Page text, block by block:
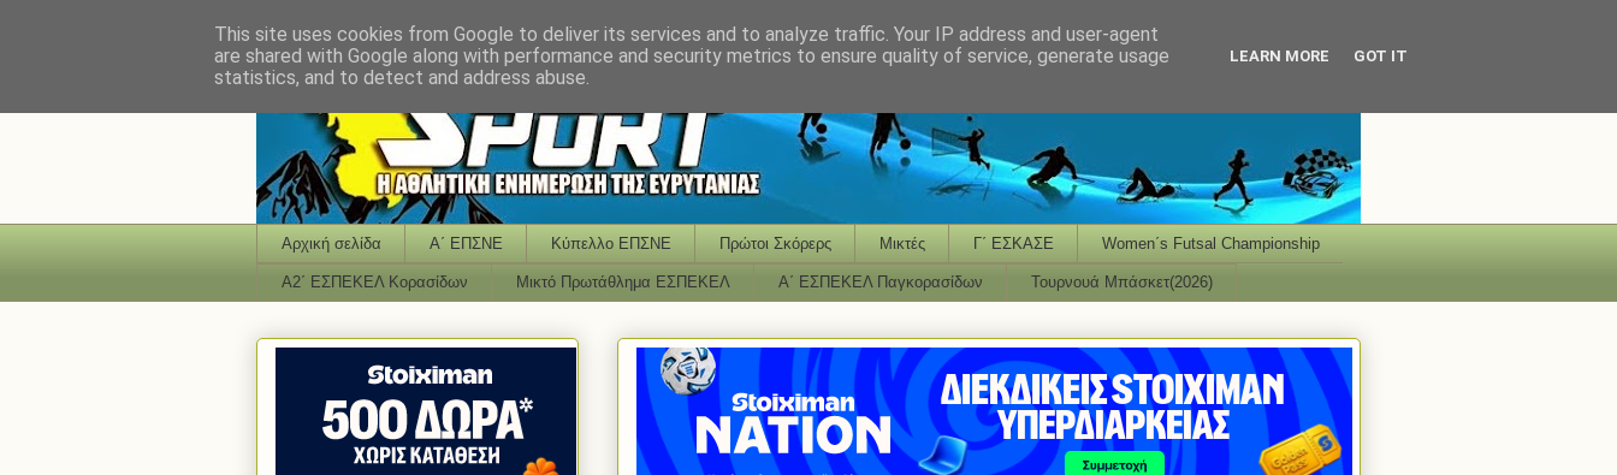
Αρχική σελίδα Α΄ ΕΠΣΝΕ Κύπελλο ΕΠΣΝΕ Πρώτοι Σκόρερς Μικτές Γ΄ ΕΣΚΑΣΕ Women΄s Futsal Championship
Α2΄ ΕΣΠΕΚΕΛ Κορασίδων Μικτό Πρωτάθλημα ΕΣΠΕΚΕΛ Α΄ ΕΣΠΕΚΕΛ Παγκορασίδων Τουρνουά Μπάσκετ(2026)
This site uses cookies from Google to deliver its services and to analyze traffic. Your IP address and user-agent
are shared with Google along with performance and security metrics to ensure quality of service, generate usage
statistics, and to detect and address abuse.
LEARN MORE GOT IT